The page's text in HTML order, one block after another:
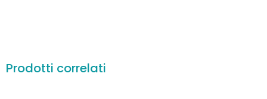
Prodotti correlati